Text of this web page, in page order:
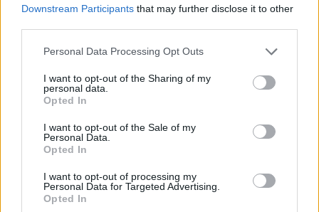
Downstream Participants that may further disclose it to other
Personal Data Processing Opt Outs
I want to opt-out of the Sharing of my
personal data.
Opted In
I want to opt-out of the Sale of my
Personal Data.
Opted In
I want to opt-out of processing my
Personal Data for Targeted Advertising.
Opted In
Ezt a növényt már az őskorban is ismerték, a népi gyógyászatban